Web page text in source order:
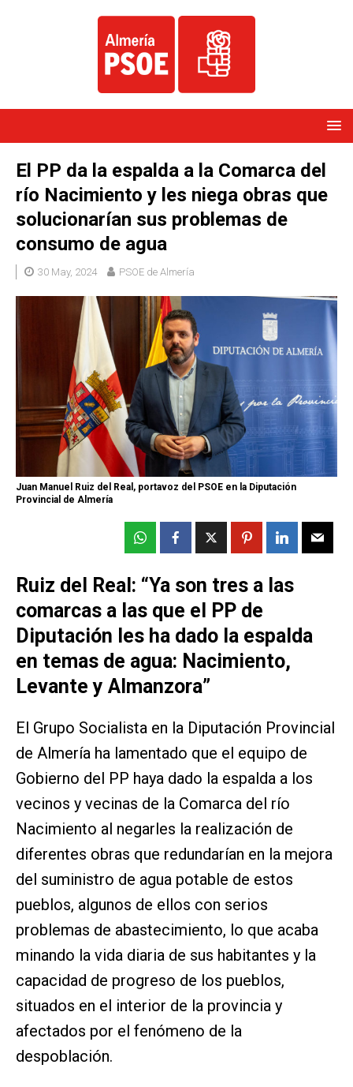
El PP da la espalda a la Comarca del
río Nacimiento y les niega obras que
solucionarían sus problemas de
consumo de agua
30 May, 2024 PSOE de Almería
Juan Manuel Ruiz del Real, portavoz del PSOE en la Diputación
Provincial de Almería
Ruiz del Real: “Ya son tres a las
comarcas a las que el PP de
Diputación les ha dado la espalda
en temas de agua: Nacimiento,
Levante y Almanzora”
El Grupo Socialista en la Diputación Provincial
de Almería ha lamentado que el equipo de
Gobierno del PP haya dado la espalda a los
vecinos y vecinas de la Comarca del río
Nacimiento al negarles la realización de
diferentes obras que redundarían en la mejora
del suministro de agua potable de estos
pueblos, algunos de ellos con serios
problemas de abastecimiento, lo que acaba
minando la vida diaria de sus habitantes y la
capacidad de progreso de los pueblos,
situados en el interior de la provincia y
afectados por el fenómeno de la
despoblación.